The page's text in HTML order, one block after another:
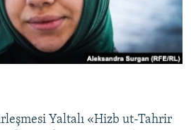
Yaltalı «Hizb ut-Tahrir